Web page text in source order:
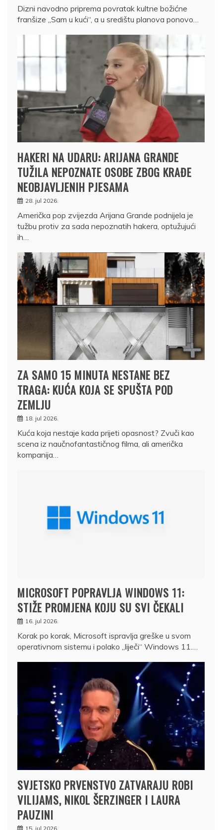
Dizni navodno priprema povratak kultne božićne
franšize „Sam u kući“, a u središtu planova ponovo…
HAKERI NA UDARU: ARIJANA GRANDE
TUŽILA NEPOZNATE OSOBE ZBOG KRAĐE
NEOBJAVLJENIH PJESAMA
28. jul 2026.
Američka pop zvijezda Arijana Grande podnijela je
tužbu protiv za sada nepoznatih hakera, optužujući
ih…
ZA SAMO 15 MINUTA NESTANE BEZ
TRAGA: KUĆA KOJA SE SPUŠTA POD
ZEMLJU
18. jul 2026.
Kuća koja nestaje kada prijeti opasnost? Zvuči kao
scena iz naučnofantastičnog filma, ali američka
kompanija…
MICROSOFT POPRAVLJA WINDOWS 11:
STIŽE PROMJENA KOJU SU SVI ČEKALI
16. jul 2026.
Korak po korak, Microsoft ispravlja greške u svom
operativnom sistemu i polako „liječi“ Windows 11.…
SVJETSKO PRVENSTVO ZATVARAJU ROBI
VILIJAMS, NIKOL ŠERZINGER I LAURA
PAUZINI
15. jul 2026.